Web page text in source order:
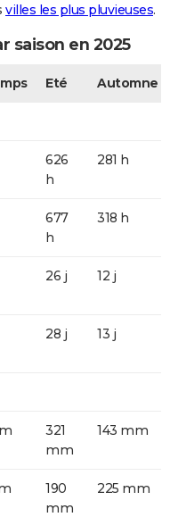
villes les plus pluvieuses.
saison en 2025
Eté Automne
626
h
281 h
677
h
318 h
26 j 12 j
28 j 13 j
321
mm
143 mm
190
mm
225 mm